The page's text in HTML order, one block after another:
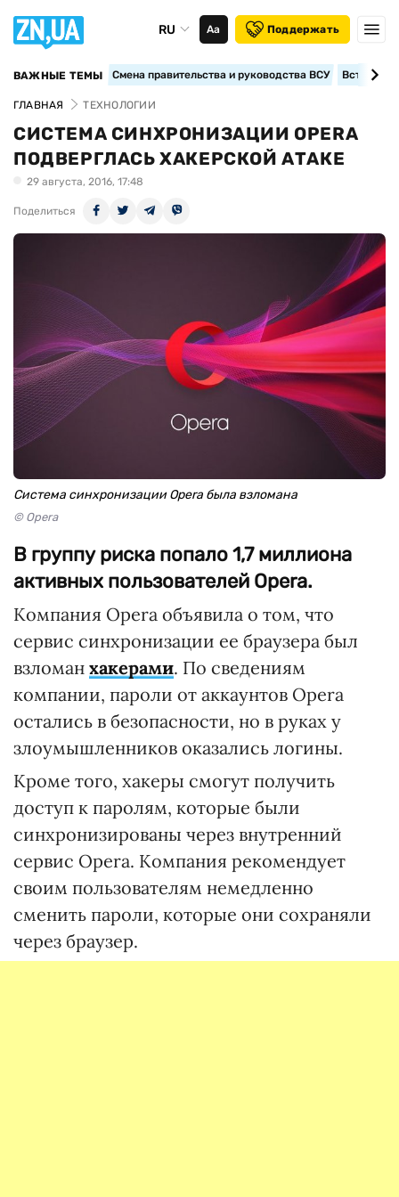
RU Аа Поддержать
ВАЖНЫЕ ТЕМЫ Смена правительства и руководства ВСУ
ГЛАВНАЯ ТЕХНОЛОГИИ
СИСТЕМА СИНХРОНИЗАЦИИ OPERA
ПОДВЕРГЛАСЬ ХАКЕРСКОЙ АТАКЕ
29 августа, 2016, 17:48
Поделиться
Система синхронизации Opera была взломана
© Opera
В группу риска попало 1,7 миллиона
активных пользователей Opera.
Компания Opera объявила о том, что
сервис синхронизации ее браузера был
взломан хакерами. По сведениям
компании, пароли от аккаунтов Opera
остались в безопасности, но в руках у
злоумышленников оказались логины.
Кроме того, хакеры смогут получить
доступ к паролям, которые были
синхронизированы через внутренний
сервис Opera. Компания рекомендует
своим пользователям немедленно
сменить пароли, которые они сохраняли
через браузер.